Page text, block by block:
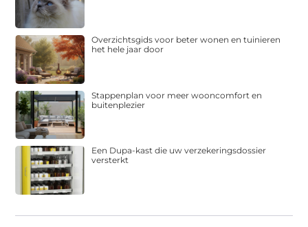
Overzichtsgids voor beter wonen en tuinieren
het hele jaar door
Stappenplan voor meer wooncomfort en
buitenplezier
Een Dupa-kast die uw verzekeringsdossier
versterkt